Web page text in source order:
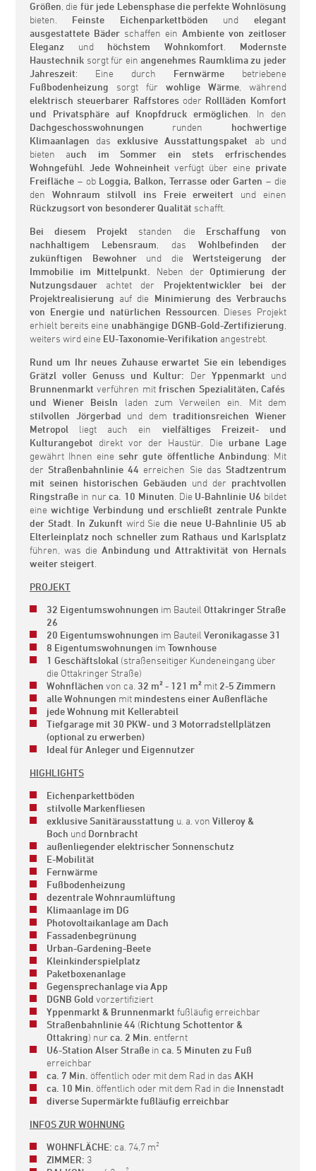
Größen , die für jede Lebensphase die perfekte Wohnlösung
bieten. Feinste Eichenparkettböden und elegant
ausgestattete Bäderschaffen ein Ambiente von zeitloser
Eleganz und höchstem Wohnkomfort
Modernste
Haustechnik sorgt für einangenehmes Raumklima zu jeder
Jahreszeit: Eine durch Fernwärmebetriebene
Fußbodenheizung sorgt für wohlige Wärme, während
elektrisch steuerbarer Raffstoresoder Rollläden Komfort
und Privatsphäre auf Knopfdruck ermöglichen . In den
Dachgeschosswohnungen runden hochwertige
Klimaanlagen dasexklusive Ausstattungspaket ab und
bieten auch im Sommer ein stets erfrischendes
Wohngefühl
Jede Wohneinheit verfügt über eine private
Freifläche – ob Loggia, Balkon, Terrasse oder Garten – die
den Wohnraum stilvoll ins Freie erweitert und einen
Rückzugsort von besonderer Qualität schafft.
Bei diesem Projekt standen die Erschaffung von
nachhaltigem Lebensraum , dasWohlbefinden der
zukünftigen Bewohnerund dieWertsteigerung der
Immobilie im Mittelpunkt. Neben derOptimierung der
Nutzungsdauer achtet der Projektentwickler
bei der
Projektrealisierung auf die Minimierung des Verbrauchs
von Energie und natürlichen Ressourcen . Dieses Projekt
erhielt bereits eine unabhängige DGNB-Gold-Zertifizierung
weiters wird eine EU-Taxonomie-Verifikation angestrebt.
Rund um Ihr neues Zuhause erwartet Sie ein lebendiges
Grätzl voller Genuss und Kultur: Der Yppenmarkt und
Brunnenmarkt verführen mitfrischen Spezialitäten, Cafés
und Wiener Beisln laden zum Verweilen ein. Mit dem
stilvollen Jörgerbad und demtraditionsreichen Wiener
Metropol liegt auch ein vielfältiges Freizeit- und
Kulturangebot direkt vor der Haustür. Die urbane Lage
gewährt Ihnen eine sehr gute öffentliche Anbindung: Mit
der Straßenbahnlinie 44 erreichen Sie das Stadtzentrum
mit seinen historischen Gebäuden und der prachtvollen
Ringstraße in nurca. 10 Minuten . Die U-Bahnlinie U6 bildet
einewichtige Verbindung und erschließt zentrale Punkte
der Stadt In Zukunft wird Siedie neue U-Bahnlinie U5 ab
Elterleinplatz noch schneller zum Rathaus und Karlsplatz
führen, was die Anbindung und Attraktivität von Hernals
weiter steigert
PROJEKT
32 Eigentumswohnungen im Bauteil Ottakringer Straße
26
20 Eigentumswohnungen im Bauteil Veronikagasse 31
8 Eigentumswohnungen im Townhouse
1 Geschäftslokal (straßenseitiger Kundeneingang über
die Ottakringer Straße)
Wohnflächen von ca. 32 m² - 121 m² mit 2-5 Zimmern
alle Wohnungen mitmindestens einer Außenfläche
jede Wohnung mit Kellerabteil
Tiefgarage mit 30 PKW- und 3 Motorradstellplätzen
(optional zu erwerben)
Ideal für Anleger und Eigennutzer
HIGHLIGHTS
Eichenparkettböden
stilvolle Markenfliesen
exklusive Sanitärausstattung u. a. von Villeroy &
Boch und Dornbracht
außenliegender elektrischer Sonnenschutz
E-Mobilität
Fernwärme
Fußbodenheizung
dezentrale Wohnraumlüftung
Klimaanlage im DG
Photovoltaikanlage am Dach
Fassadenbegrünung
Urban-Gardening-Beete
Kleinkinderspielplatz
Paketboxenanlage
Gegensprechanlage via App
DGNB Gold vorzertifiziert
Yppenmarkt & Brunnenmarkt fußläufig erreichbar
Straßenbahnlinie 44 (Richtung Schottentor &
Ottakring) nur ca. 2 Min. entfernt
U6-Station Alser Straßein ca. 5 Minuten zu Fuß
erreichbar
ca. 7 Min. öffentlich oder mit dem Rad in das AKH
ca. 10 Min. öffentlich oder mit dem Rad in dieInnenstadt
diverse Supermärkte fußläufig erreichbar
INFOS ZUR WOHNUNG
WOHNFLÄCHE: ca. 74,7 m²
ZIMMER: 3